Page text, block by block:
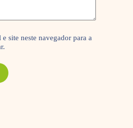
site neste navegador para a